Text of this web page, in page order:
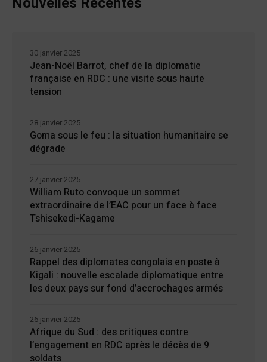
Jean-Noël Barrot, chef de la diplomatie
française en RDC : une visite sous haute
tension
30 janvier 2025
Goma sous le feu : la situation humanitaire se
dégrade
28 janvier 2025
William Ruto convoque un sommet
extraordinaire de l’EAC pour un face à face
Tshisekedi-Kagame
27 janvier 2025
Rappel des diplomates congolais en poste à
Kigali : nouvelle escalade diplomatique entre
les deux pays sur fond d’accrochages armés
26 janvier 2025
Afrique du Sud : des critiques contre
l’engagement en RDC après le décès de 9
soldats
26 janvier 2025